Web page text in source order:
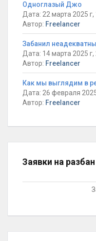
Одноглазый Джо
Дата: 22 марта 2025 г,
Автор: Freelancer
Забанил
Дата: 14 марта 2025 г,
Автор: Freelancer
Как мы выглядим в
Дата: 26 февраля
Автор: Freelancer
Заявки на разбан